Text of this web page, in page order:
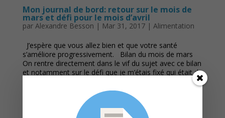
Mon journal de bord: retour sur le mois de
mars et défi pour le mois d’avril
par Alexandre Besson | Mar 31, 2017| Alimentation
J’espère que vous allez bien et que votre santé
s’améliore progressivement. Bilan du mois de mars
On rentre directement dans le vif du sujet avec ce bilan
et notamment sur le défi que je m’étais fixé qui était de